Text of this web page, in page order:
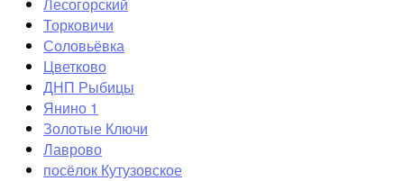
Торковичи
Соловьёвка
Цветково
ДНП Рыбицы
Янино 1
Золотые Ключи
Лаврово
посёлок Кутузовское